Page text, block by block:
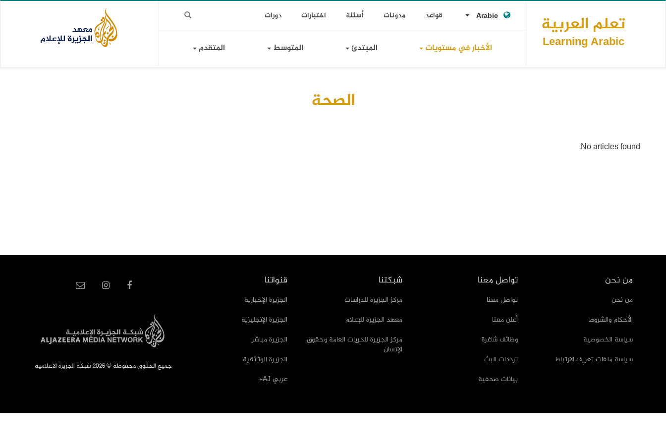
تجاوز
تعلم العربية
Learning Arabic
Arabic
Toggle Dropdown
Top
قواعد مدونات أسئلة اختبارات دورات Main
navigation
الأخبار في مستويات المبتدئ المتوسط المتقدم
الصحة
No articles found.
من نحن
من نحن
الأحكام والشروط
سياسة الخصوصية
سياسة ملفات تعريف الارتباط
تواصل معنا
تواصل معنا
أعلن معنا
وظائف شاغرة
ترددات البث
بيانات صحفية
شبكتنا
مركز الجزيرة للدراسات
معهد الجزيرة للإعلام
مركز الجزيرة للحريات العامة وحقوق
الإنسان
قنواتنا
الجزيرة الإخبارية
الجزيرة الإنجليزية
الجزيرة مباشر
الجزيرة الوثائقية
عربي AJ+
جميع الحقوق محفوظة © 2026 شبكة الجزيرة الاعلامية